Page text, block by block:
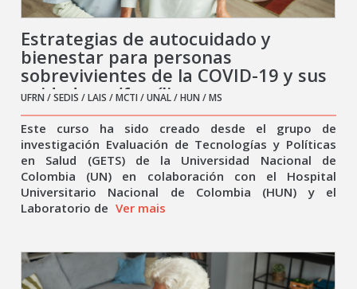
Estrategias de autocuidado y
bienestar para personas
sobrevivientes de la COVID-19 y sus
cuidadores/famílias
UFRN / SEDIS / LAIS / MCTI / UNAL / HUN / MS
Este curso ha sido creado desde el grupo de
investigación Evaluación de Tecnologías y Políticas
en Salud (GETS) de la Universidad Nacional de
Colombia (UN) en colaboración con el Hospital
Universitario Nacional de Colombia (HUN) y el
Laboratorio de Ver mais